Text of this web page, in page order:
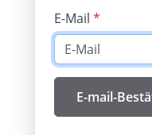
E-Mail *